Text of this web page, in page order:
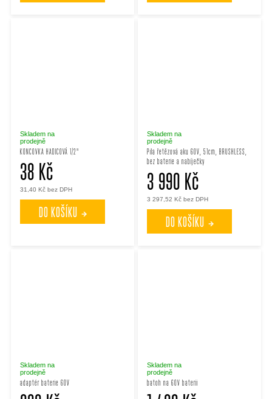
KONCOVKA HADICOVÁ 1/2"
Skladem na
prodejně
31,40 Kč bez DPH
38 Kč
DO KOŠÍKU
Pila řetězová aku 60V, 51cm, BRUSHLESS,
bez baterie a nabíječky
Skladem na
prodejně
3 297,52 Kč bez DPH
3 990 Kč
DO KOŠÍKU
adaptér baterie 60V
Skladem na
prodejně
batoh na 60V baterii
Skladem na
prodejně